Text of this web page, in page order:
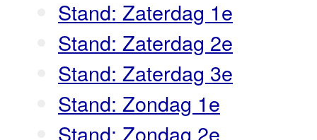
Stand: Zaterdag 1e
Stand: Zaterdag 2e
Stand: Zaterdag 3e
Stand: Zondag 1e
Stand: Zondag 2e